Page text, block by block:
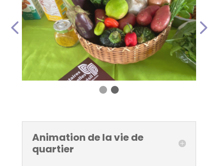
Animation de la vie de
quartier